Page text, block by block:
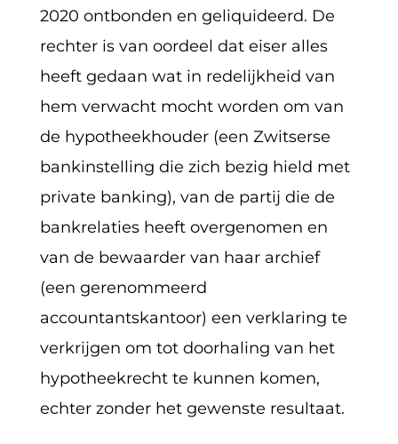
2020 ontbonden en geliquideerd. De
rechter is van oordeel dat eiser alles
heeft gedaan wat in redelijkheid van
hem verwacht mocht worden om van
de hypotheekhouder (een Zwitserse
bankinstelling die zich bezig hield met
private banking), van de partij die de
bankrelaties heeft overgenomen en
van de bewaarder van haar archief
(een gerenommeerd
accountantskantoor) een verklaring te
verkrijgen om tot doorhaling van het
hypotheekrecht te kunnen komen,
echter zonder het gewenste resultaat.